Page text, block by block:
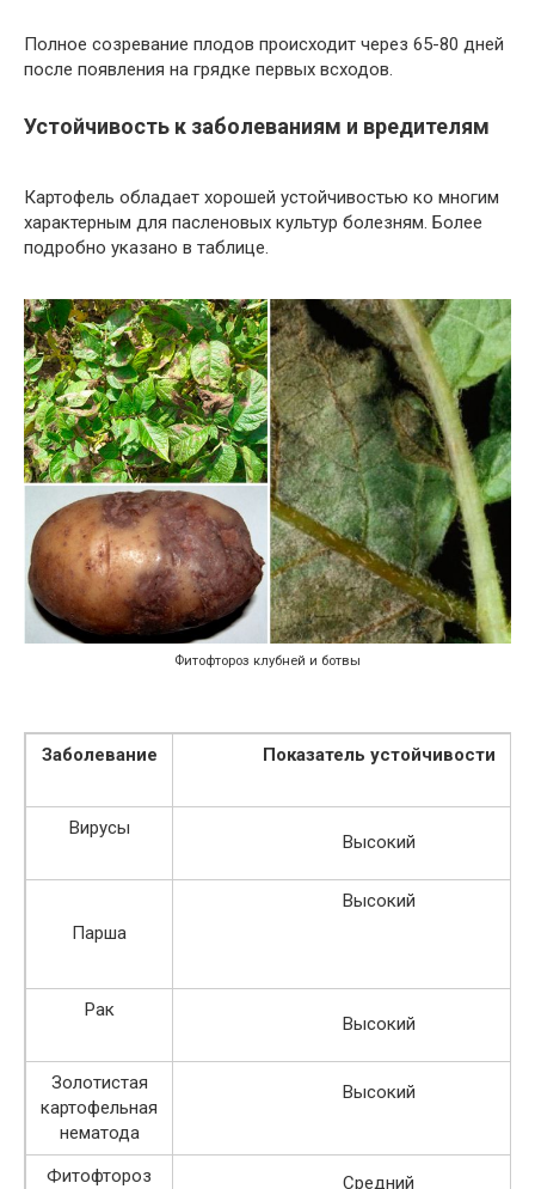
Полное созревание плодов происходит через 65-80 дней
после появления на грядке первых всходов.
Устойчивость к заболеваниям и вредителям
Картофель обладает хорошей устойчивостью ко многим
характерным для пасленовых культур болезням. Более
подробно указано в таблице.
Фитофтороз клубней и ботвы
Заболевание Показатель устойчивости
Вирусы
Высокий
Парша
Высокий
Рак
Высокий
Золотистая
картофельная
нематода
Высокий
Фитофтороз Средний